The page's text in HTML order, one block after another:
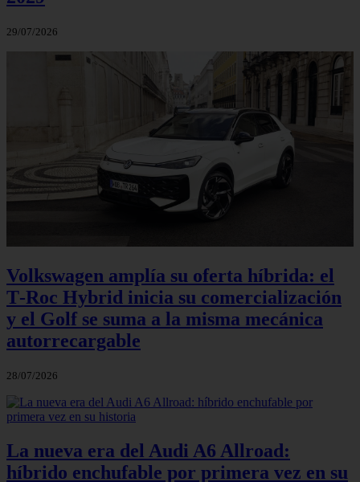
29/07/2026
Volkswagen amplía su oferta híbrida: el
T‑Roc Hybrid inicia su comercialización
y el Golf se suma a la misma mecánica
autorrecargable
28/07/2026
La nueva era del Audi A6 Allroad:
híbrido enchufable por primera vez en su